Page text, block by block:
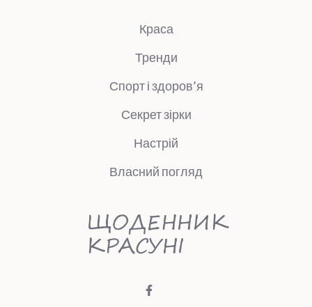
Краса
Тренди
Спорт і здоров’я
Секрет зірки
Настрій
Власний погляд